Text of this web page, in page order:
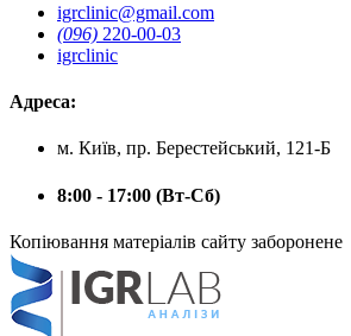
igrclinic@gmail.com
(096) 220-00-03
igrclinic
Адреса:
м. Київ, пр. Берестейський, 121-Б
8:00 - 17:00 (Вт-Сб)
Копіювання матеріалів сайту заборонене